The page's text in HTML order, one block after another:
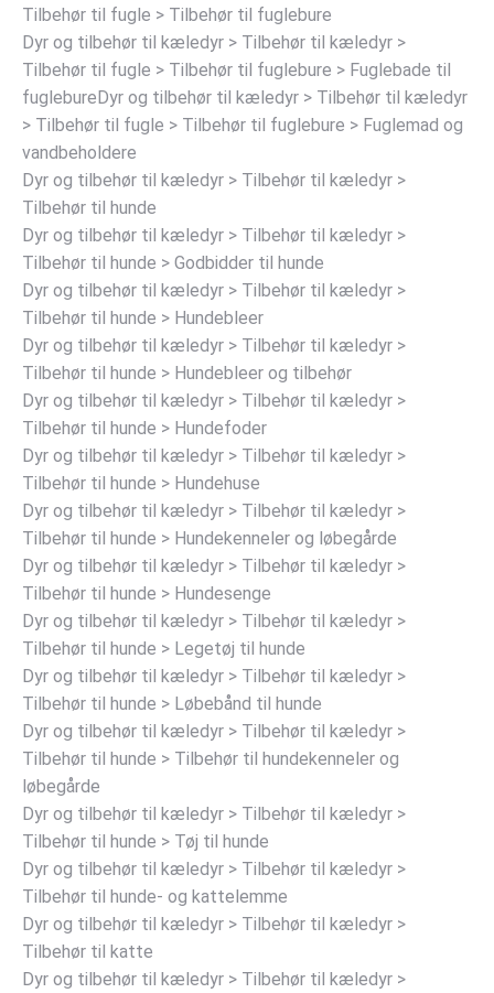
Tilbehør til fugle > Tilbehør til fuglebure
Dyr og tilbehør til kæledyr > Tilbehør til kæledyr >
Tilbehør til fugle > Tilbehør til fuglebure > Fuglebade til
fuglebureDyr og tilbehør til kæledyr > Tilbehør til kæledyr
> Tilbehør til fugle > Tilbehør til fuglebure > Fuglemad og
vandbeholdere
Dyr og tilbehør til kæledyr > Tilbehør til kæledyr >
Tilbehør til hunde
Dyr og tilbehør til kæledyr > Tilbehør til kæledyr >
Tilbehør til hunde > Godbidder til hunde
Dyr og tilbehør til kæledyr > Tilbehør til kæledyr >
Tilbehør til hunde > Hundebleer
Dyr og tilbehør til kæledyr > Tilbehør til kæledyr >
Tilbehør til hunde > Hundebleer og tilbehør
Dyr og tilbehør til kæledyr > Tilbehør til kæledyr >
Tilbehør til hunde > Hundefoder
Dyr og tilbehør til kæledyr > Tilbehør til kæledyr >
Tilbehør til hunde > Hundehuse
Dyr og tilbehør til kæledyr > Tilbehør til kæledyr >
Tilbehør til hunde > Hundekenneler og løbegårde
Dyr og tilbehør til kæledyr > Tilbehør til kæledyr >
Tilbehør til hunde > Hundesenge
Dyr og tilbehør til kæledyr > Tilbehør til kæledyr >
Tilbehør til hunde > Legetøj til hunde
Dyr og tilbehør til kæledyr > Tilbehør til kæledyr >
Tilbehør til hunde > Løbebånd til hunde
Dyr og tilbehør til kæledyr > Tilbehør til kæledyr >
Tilbehør til hunde > Tilbehør til hundekenneler og
løbegårde
Dyr og tilbehør til kæledyr > Tilbehør til kæledyr >
Tilbehør til hunde > Tøj til hunde
Dyr og tilbehør til kæledyr > Tilbehør til kæledyr >
Tilbehør til hunde- og kattelemme
Dyr og tilbehør til kæledyr > Tilbehør til kæledyr >
Tilbehør til katte
Dyr og tilbehør til kæledyr > Tilbehør til kæledyr >